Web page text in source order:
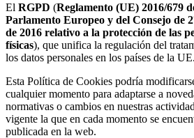
El RGPD (Reglamento (UE) 2016/679
Parlamento Europeo y del Consejo de
de 2016 relativo a la protección de las
físicas), que unifica la regulación del
los datos personales en los países de la UE.
Esta Política de Cookies podría
cualquier momento para adaptarse a
normativas o cambios en nuestras
vigente la que en cada momento se
publicada en la web.